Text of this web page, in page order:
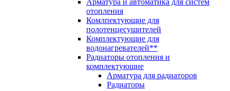
Арматура и автоматика для систем
отопления
Комлпектующие для
полотенцесушителей
Комплектующие для
водонагревателей**
Радиаторы отопления и
комплектующие
Арматура для радиаторов
Радиаторы